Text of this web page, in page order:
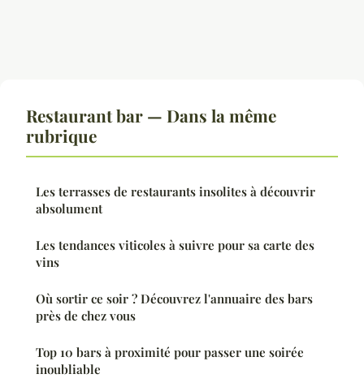
Restaurant bar — Dans la même
rubrique
Les terrasses de restaurants insolites à découvrir
absolument
Les tendances viticoles à suivre pour sa carte des
vins
Où sortir ce soir ? Découvrez l'annuaire des bars
près de chez vous
Top 10 bars à proximité pour passer une soirée
inoubliable